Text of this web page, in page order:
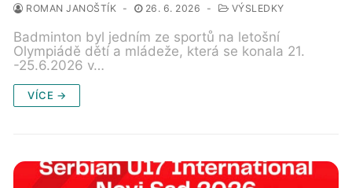
ROMAN JANOŠTÍK - 26. 6. 2026 - VÝSLEDKY
Badminton byl jedním ze sportů na letošní
Olympiádě dětí a mládeže, která se konala 21.
-25.6.2026 v…
VÍCE →